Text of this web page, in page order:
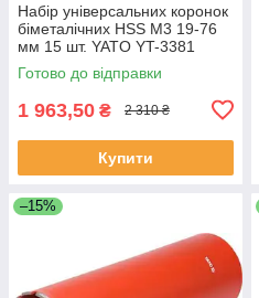
Набір універсальних коронок
біметалічних HSS M3 19-76
мм 15 шт. YATO YT-3381
(Польща)
Готово до відправки
1 963,50 ₴ 2 310 ₴
Купити
–15%